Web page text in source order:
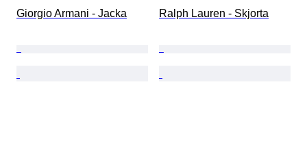
Giorgio Armani - Jacka Ralph Lauren - Skjorta